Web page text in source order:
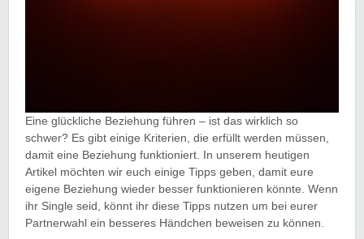
Eine glückliche Beziehung führen – ist das wirklich so
schwer? Es gibt einige Kriterien, die erfüllt werden müssen,
damit eine Beziehung funktioniert. In unserem heutigen
Artikel möchten wir euch einige Tipps geben, damit eure
eigene Beziehung wieder besser funktionieren könnte. Wenn
ihr Single seid, könnt ihr diese Tipps nutzen um bei eurer
Partnerwahl ein besseres Händchen beweisen zu können.